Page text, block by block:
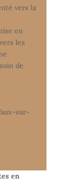
vers la
en
les
de
sur-
en